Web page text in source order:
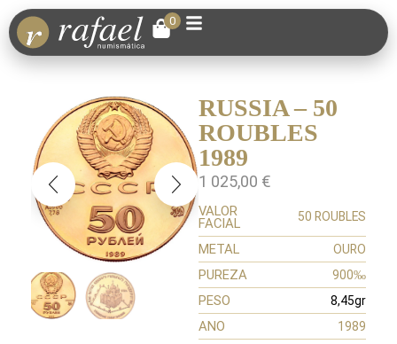
0
RUSSIA – 50
ROUBLES
1989
1 025,00 €
VALOR
FACIAL 50 ROUBLES
METAL OURO
PUREZA 900‰
PESO 8,45gr
ANO 1989